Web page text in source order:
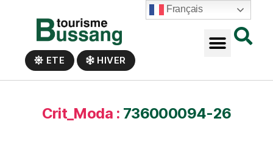
ETE HIVER
Crit_Moda : 736000094-26
Français
Panneau de gestion des cookies